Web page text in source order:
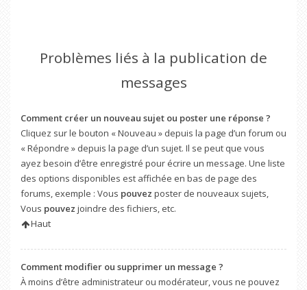
Problèmes liés à la publication de
messages
Comment créer un nouveau sujet ou poster une réponse ?
Cliquez sur le bouton « Nouveau » depuis la page d’un forum ou
« Répondre » depuis la page d’un sujet. Il se peut que vous
ayez besoin d’être enregistré pour écrire un message. Une liste
des options disponibles est affichée en bas de page des
forums, exemple : Vous pouvez poster de nouveaux sujets,
Vous pouvez joindre des fichiers, etc.
Haut
Comment modifier ou supprimer un message ?
À moins d’être administrateur ou modérateur, vous ne pouvez